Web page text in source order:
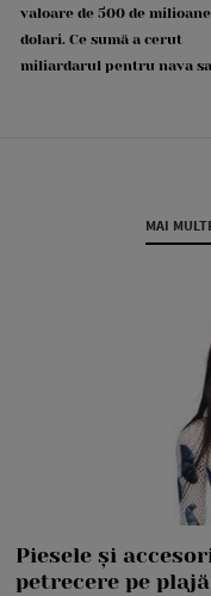
valoare de 500 de
dolari. Ce sumă a cerut
miliardarul pentru nava
MAI
Piesele și
petrecere pe plajă